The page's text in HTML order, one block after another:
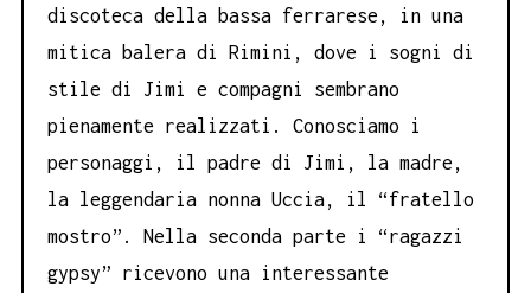
discoteca della bassa ferrarese, in una
mitica balera di Rimini, dove i sogni di
stile di Jimi e compagni sembrano
pienamente realizzati. Conosciamo i
personaggi, il padre di Jimi, la madre,
la leggendaria nonna Uccia, il “fratello
mostro”. Nella seconda parte i “ragazzi
gypsy” ricevono una interessante